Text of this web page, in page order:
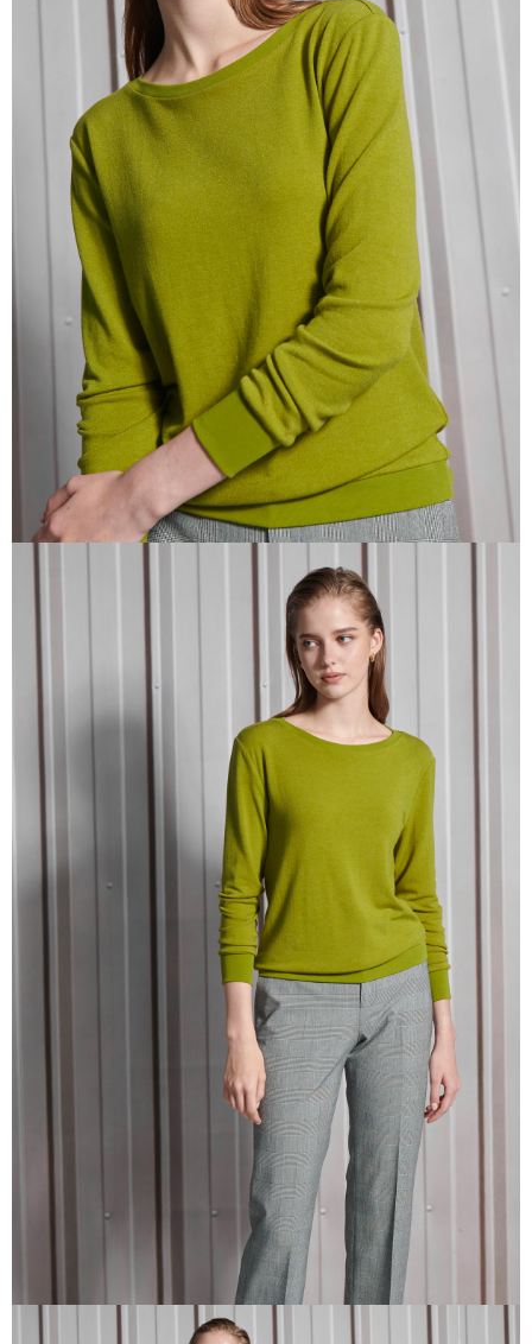
後付繳納相關費用。
※ 交易是否成功請以「AFTEE先享後付 」之結帳頁面顯示為準，若有關於
是否繳費成功／繳費後需取消欲退款等相關疑問，請聯繫「AFTEE先享後付
客戶支援中心」https://netprotections.freshdesk.com/support/home
【注意事項】
１．透過由恩沛科技股份有限公司提供之「AFTEE先享後付」服務完成之交
易，需依本服務之必要範圍內提供個人資料，並將交易相關給付款項請求債
權轉讓予恩沛科技股份有限公司。
２．關於個人資料處理事宜，請瀏覽以下網址：
https://aftee.tw/terms/#terms3
３．未成年的使用者請事先徵得法定代理人或監護人之同意方可使用
「AFTEE先享後付」，若未經同意申辦者引起之損失，本公司不負相關責
４．使用「AFTEE先享後付」時，將依據個別帳號之用戶狀況，依本公司即
時審查核予不同之上限額度；若仍有額度不足之情形，本公司將視審查結果
請求用戶進行身份認證。
５．嚴禁一人註冊多個帳號或使用他人資訊註冊。若發現惡意使用之情形，
恩沛科技股份有限公司將有權停止該用戶之使用額度並採取法律行動。